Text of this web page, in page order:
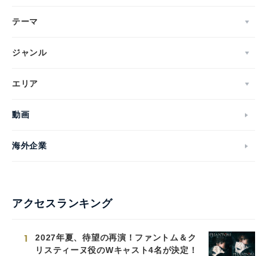
テーマ
ジャンル
エリア
動画
海外企業
アクセスランキング
1
2027年夏、待望の再演！ファントム＆ク
リスティーヌ役のWキャスト4名が決定！